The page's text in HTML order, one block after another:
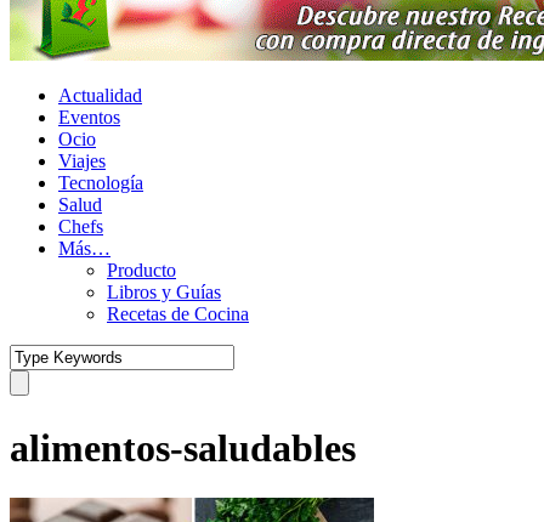
Actualidad
Eventos
Ocio
Viajes
Tecnología
Salud
Chefs
Más…
Producto
Libros y Guías
Recetas de Cocina
alimentos-saludables